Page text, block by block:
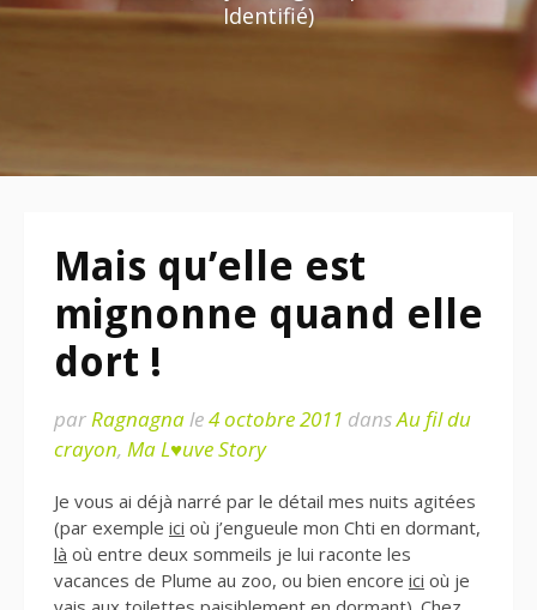
Identifié)
Mais qu’elle est
mignonne quand elle
dort !
parRagnagnale4 octobre 2011 dansAu fil du
crayon, Ma L♥uve Story
Je vous ai déjà narré par le détail mes nuits agitées
(par exemple ici où j’engueule mon Chti en dormant,
là où entre deux sommeils je lui raconte les
vacances de Plume au zoo, ou bien encore ici où je